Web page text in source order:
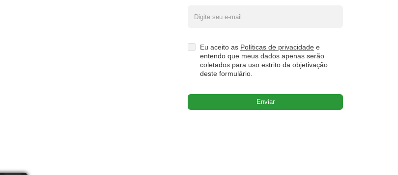
Eu aceito as Políticas de privacidade e
entendo que meus dados apenas serão
coletados para uso estrito da objetivação
deste formulário.